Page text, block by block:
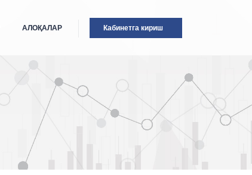
Кабинетга кириш
АЛОҚАЛАР